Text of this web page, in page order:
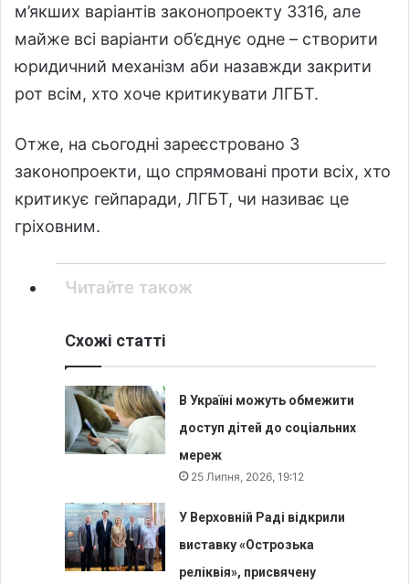
м’якших варіантів законопроекту 3316, але
майже всі варіанти об’єднує одне – створити
юридичний механізм аби назавжди закрити
рот всім, хто хоче критикувати ЛГБТ.
Отже, на сьогодні зареєстровано 3
законопроекти, що спрямовані проти всіх, хто
критикує гейпаради, ЛГБТ, чи називає це
гріховним.
Читайте також
Схожі статті
В Україні можуть обмежити
доступ дітей до соціальних
мереж
25 Липня, 2026, 19:12
У Верховній Раді відкрили
виставку «Острозька
реліквія», присвячену